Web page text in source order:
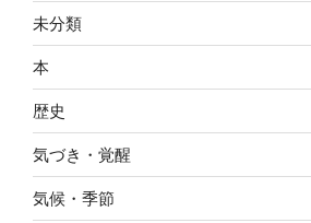
未分類
本
歴史
気づき・覚醒
気候・季節